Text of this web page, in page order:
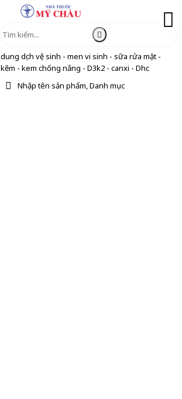
dung dịch vệ sinh - men vi sinh - sữa rửa mặt -
kẽm - kem chống nắng - D3k2 - canxi - Dhc
Nhập tên sản phẩm, Danh mục